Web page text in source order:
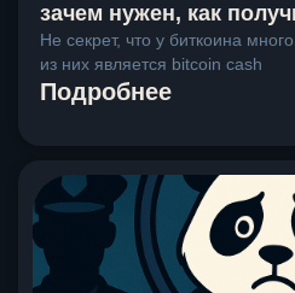
зачем нужен, как
Не секрет, что у биткоина
из них является bitcoin cash
Подробнее